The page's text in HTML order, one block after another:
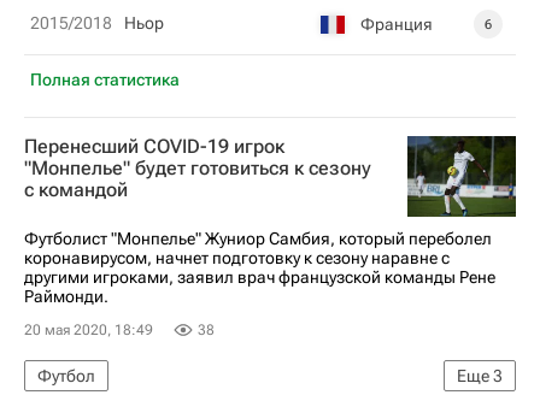
Полная статистика
2015/2018 Ньор Франция 6
Перенесший COVID-19 игрок
"Монпелье" будет готовиться к сезону
с командой
Футболист "Монпелье" Жуниор Самбия, который переболел
коронавирусом, начнет подготовку к сезону наравне с
другими игроками, заявил врач французской команды Рене
Раймонди.
20 мая 2020, 18:49 38
Еще3
Футбол